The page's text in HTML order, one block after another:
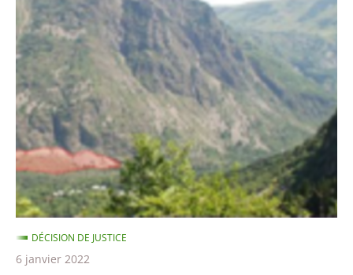
Le
Conseil
d'Etat
(*)
n’admet
pas
le
pourvoi
de
la
société
Carrières
DÉCISION DE JUSTICE
6 janvier 2022